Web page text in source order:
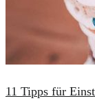
11 Tipps für